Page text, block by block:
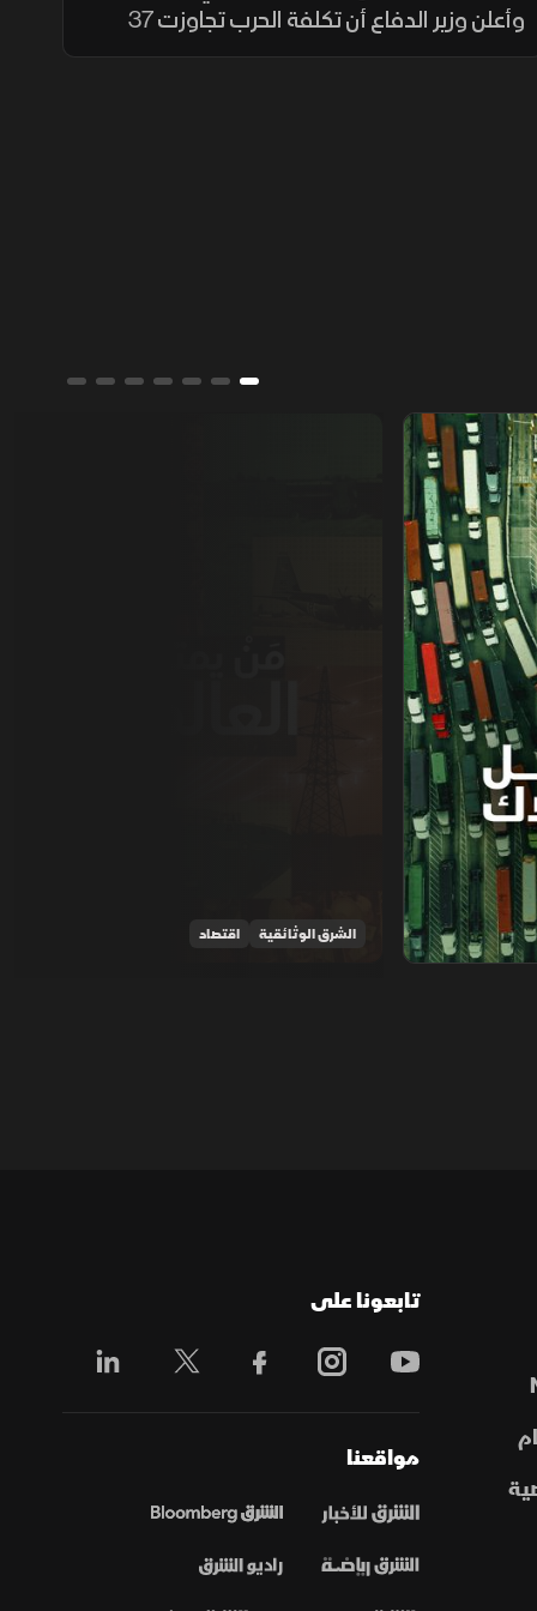
وأعلن وزير الدفاع أن تكلفة الحرب تجاوزت 37
مليار دولار. وصعد خام برنت فوق 90 دولارا
الشرق الوثائقية اقتصاد
تابعونا على
مواقعنا